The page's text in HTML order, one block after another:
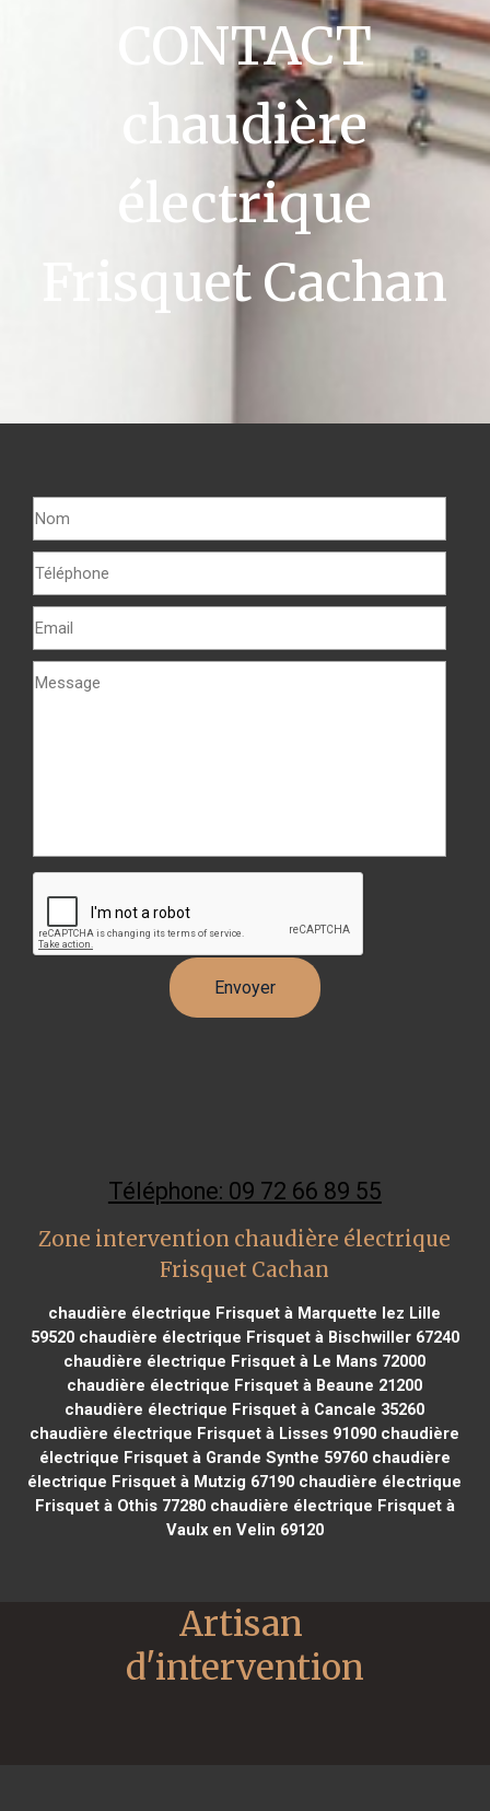
CONTACT
chaudière
électrique
Frisquet Cachan
Téléphone: 09 72 66 89 55
Zone intervention chaudière électrique
Frisquet Cachan
chaudière électrique Frisquet à Marquette lez Lille
59520chaudière électrique Frisquet à Bischwiller 67240
chaudière électrique Frisquet à Le Mans 72000
chaudière électrique Frisquet à Beaune 21200
chaudière électrique Frisquet à Cancale 35260
chaudière électrique Frisquet à Lisses 91090 chaudière
électrique Frisquet à Grande Synthe 59760chaudière
électrique Frisquet à Mutzig 67190 chaudière électrique
Frisquet à Othis 77280chaudière électrique Frisquet à
Vaulx en Velin 69120
Artisan
d'intervention